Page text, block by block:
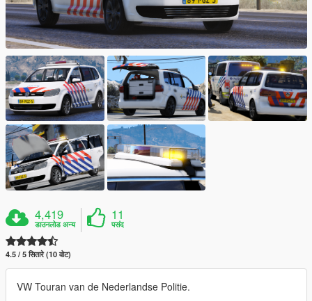
4,419
डाउनलोड अन्य
11
पसंद
4.5 / 5 सितारे (10 वोट)
VW Touran van de Nederlandse Politie.